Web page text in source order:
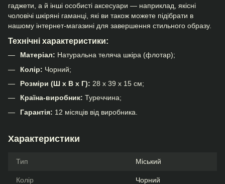
гаджети, а й інші особисті аксесуари — наприклад, якісні
чоловічі шкіряні гаманці , які ви також можете підібрати в
нашому інтернет-магазині для завершення стильного образу.
Технічні характеристики:
Матеріал: Натуральна теляча шкіра (флотар);
Колір: Чорний;
Розміри (Ш х В х Г): 28 х 39 х 15 см;
Країна-виробник: Туреччина;
Гарантія: 12 місяців від виробника.
Характеристики
Тип Міський
Колір Чорний